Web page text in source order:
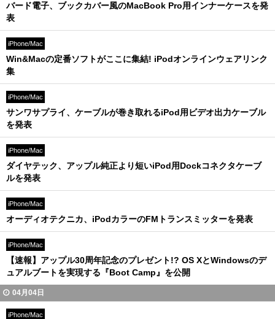
バード電子、ブックカバー風のMacBook Pro用インナーケースを発
表
iPhone/Mac
Win&Macの定番ソフトがここに集結! iPodオンラインウェアリンク
集
iPhone/Mac
サンワサプライ、ケーブルが巻き取れるiPod用ビデオ出力ケーブル
を発表
iPhone/Mac
ダイヤテック、アップル純正より短いiPod用Dockコネクタケーブ
ルを発表
iPhone/Mac
オーディオテクニカ、iPodカラーのFMトランスミッターを発表
iPhone/Mac
【速報】アップル30周年記念のプレゼント!? OS XとWindowsのデ
ュアルブートを実現する『Boot Camp』を公開
04月04日
iPhone/Mac